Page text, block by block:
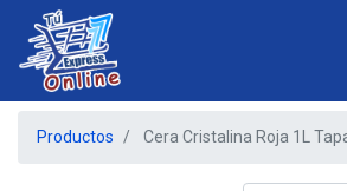
Productos Cera Cristalina Roja 1L